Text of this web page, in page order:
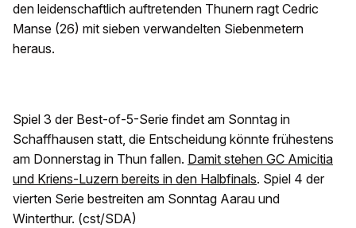
den leidenschaftlich auftretenden Thunern ragt Cedric
Manse (26) mit sieben verwandelten Siebenmetern
heraus.
Spiel 3 der Best-of-5-Serie findet am Sonntag in
Schaffhausen statt, die Entscheidung könnte frühestens
am Donnerstag in Thun fallen. Damit stehen GC Amicitia
und Kriens-Luzern bereits in den Halbfinals. Spiel 4 der
vierten Serie bestreiten am Sonntag Aarau und
Winterthur. (cst/SDA)